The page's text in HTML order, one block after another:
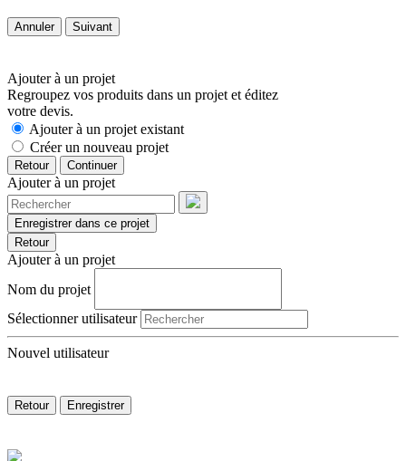
Annuler Suivant
Ajouter à un projet
Regroupez vos produits dans un projet et éditez
votre devis.
Ajouter à un projet existant
Créer un nouveau projet
Retour Continuer
Ajouter à un projet
Enregistrer dans ce projet
Retour
Ajouter à un projet
Nom du projet
Sélectionner utilisateur
Nouvel utilisateur
Retour Enregistrer